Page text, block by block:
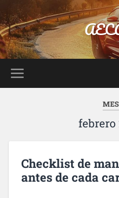
MES
febrero
Checklist de
antes de cada